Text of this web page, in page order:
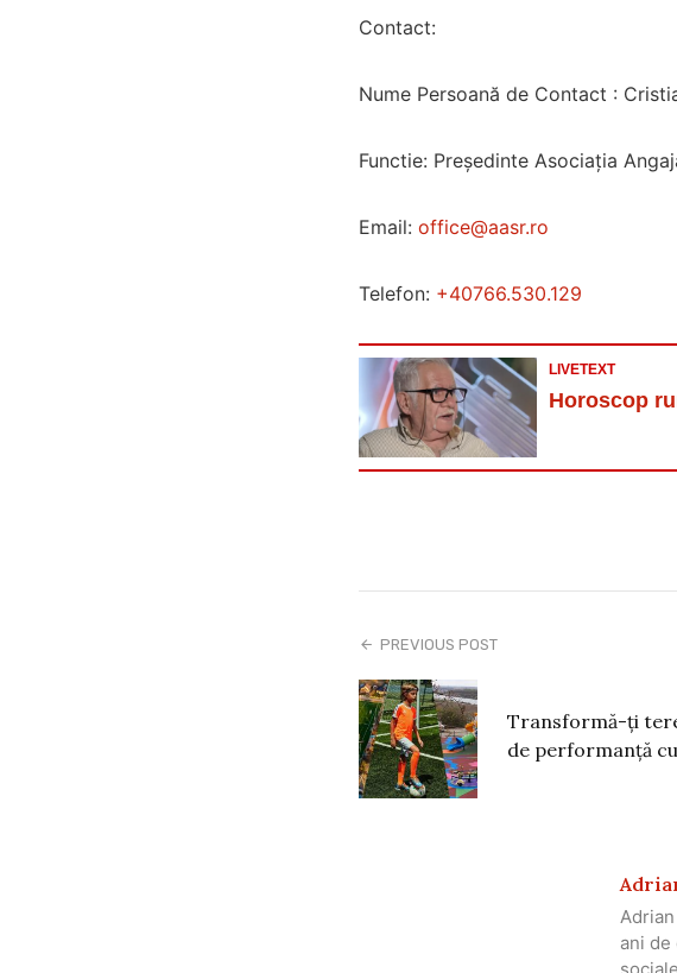
Contact:
Nume Persoană de Contact :
Functie: Președinte Asociația
Email: office@aasr.ro
Telefon: +40766.530.129
LIVETEXT
Horoscop
PREVIOUS POST
Transformă-ți
de performanță
ani